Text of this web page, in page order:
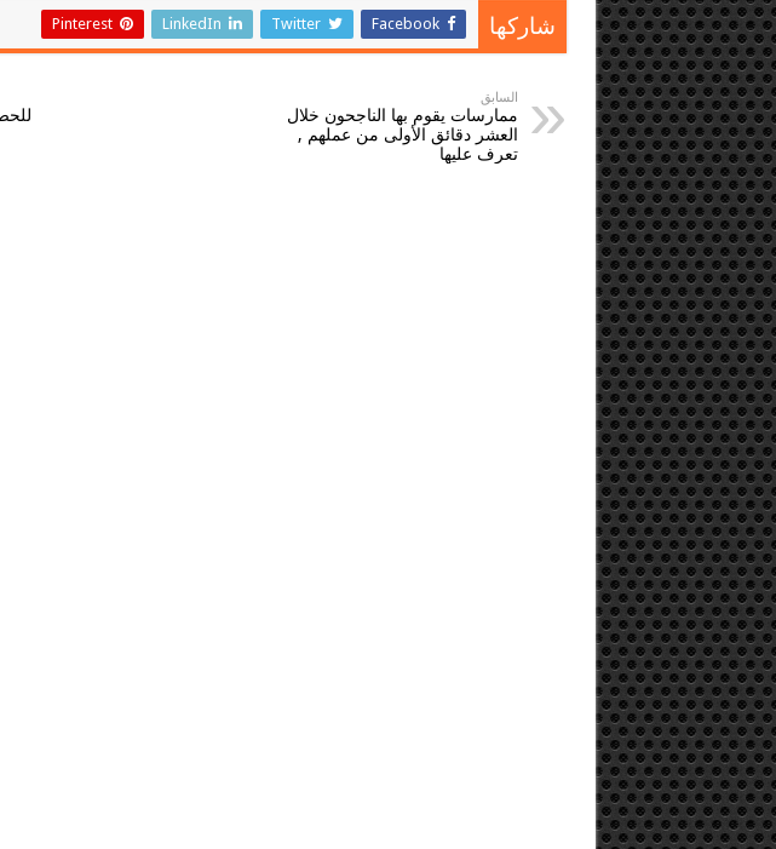
شاركها Facebook
Twitter
LinkedIn
Pinterest
السابق
ممارسات يقوم بها الناجحون خلال
العشر دقائق الأولى من عملهم ,
تعرف عليها